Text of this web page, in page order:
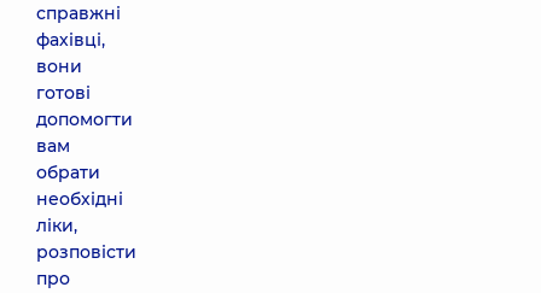
справжні
фахівці,
вони
готові
допомогти
вам
обрати
необхідні
ліки,
розповісти
про